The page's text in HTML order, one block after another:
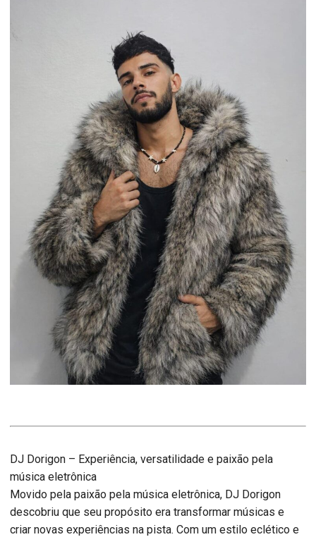
DJ Dorigon – Experiência, versatilidade e paixão pela
música eletrônica
Movido pela paixão pela música eletrônica, DJ Dorigon
descobriu que seu propósito era transformar músicas e
criar novas experiências na pista. Com um estilo eclético e